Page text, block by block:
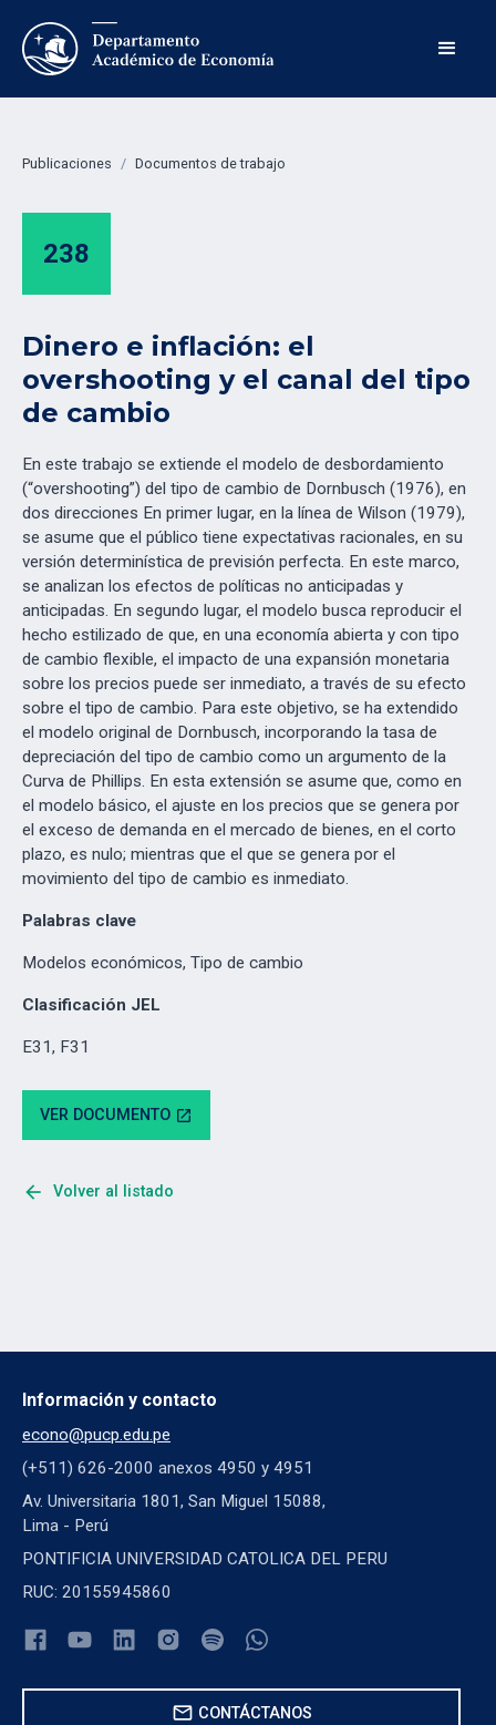
Publicaciones / Documentos de trabajo
238
Dinero e inflación: el
overshooting y el canal del tipo
de cambio
En este trabajo se extiende el modelo de desbordamiento
(“overshooting”) del tipo de cambio de Dornbusch (1976), en
dos direcciones En primer lugar, en la línea de Wilson (1979),
se asume que el público tiene expectativas racionales, en su
versión determinística de previsión perfecta. En este marco,
se analizan los efectos de políticas no anticipadas y
anticipadas. En segundo lugar, el modelo busca reproducir el
hecho estilizado de que, en una economía abierta y con tipo
de cambio flexible, el impacto de una expansión monetaria
sobre los precios puede ser inmediato, a través de su efecto
sobre el tipo de cambio. Para este objetivo, se ha extendido
el modelo original de Dornbusch, incorporando la tasa de
depreciación del tipo de cambio como un argumento de la
Curva de Phillips. En esta extensión se asume que, como en
el modelo básico, el ajuste en los precios que se genera por
el exceso de demanda en el mercado de bienes, en el corto
plazo, es nulo; mientras que el que se genera por el
movimiento del tipo de cambio es inmediato.
Palabras clave
Modelos económicos, Tipo de cambio
Clasificación JEL
E31, F31
VER DOCUMENTO open_in_new
arrow_back Volver al listado
Información y contacto
econo@pucp.edu.pe
(+511) 626-2000 anexos 4950 y 4951
Av. Universitaria 1801, San Miguel 15088,
Lima - Perú
PONTIFICIA UNIVERSIDAD CATOLICA DEL PERU
RUC: 20155945860
mail CONTÁCTANOS